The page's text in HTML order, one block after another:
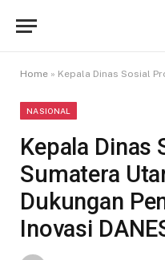
Home » Kepala Dinas Sosial Provinsi
NASIONAL
Kepala Dinas
Sumatera
Dukungan
Inovasi